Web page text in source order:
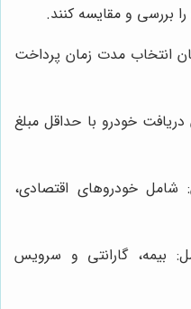
بررسی و مقایسه کنند.
انتخاب مدت زمان پرداخت
خودرو با حداقل مبلغ
شامل خودروهای اقتصادی،
بیمه، گارانتی و سرویس